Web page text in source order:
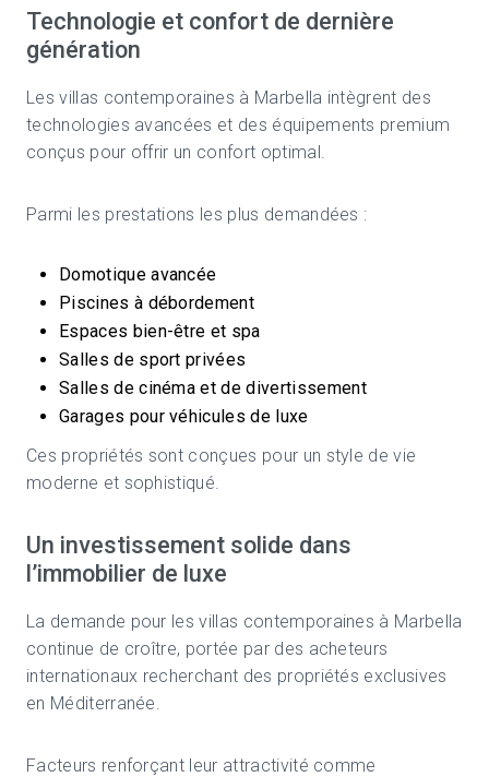
Technologie et confort de dernière
génération
Les villas contemporaines à Marbella intègrent des
technologies avancées et des équipements premium
conçus pour offrir un confort optimal.
Parmi les prestations les plus demandées :
Domotique avancée
Piscines à débordement
Espaces bien-être et spa
Salles de sport privées
Salles de cinéma et de divertissement
Garages pour véhicules de luxe
Ces propriétés sont conçues pour un style de vie
moderne et sophistiqué.
Un investissement solide dans
l’immobilier de luxe
La demande pour les villas contemporaines à Marbella
continue de croître, portée par des acheteurs
internationaux recherchant des propriétés exclusives
en Méditerranée.
Facteurs renforçant leur attractivité comme